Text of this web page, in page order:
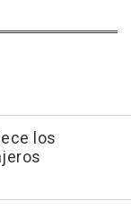
los